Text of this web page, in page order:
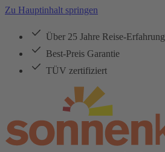
Zu Hauptinhalt springen
Über 25 Jahre Reise-Erfahrung
Best-Preis Garantie
TÜV zertifiziert